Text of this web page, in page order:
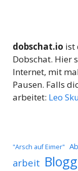
dobschat.io ist
Dobschat. Hier
Internet, mit
Pausen. Falls
arbeitet: Leo
"Arsch auf Eimer"
arbeit